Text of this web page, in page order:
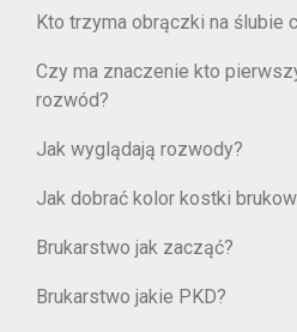
Kto trzyma obrączki na ślubie
Czy ma znaczenie kto
rozwód?
Jak wyglądają rozwody?
Jak dobrać kolor kostki
Brukarstwo jak zacząć?
Brukarstwo jakie PKD?